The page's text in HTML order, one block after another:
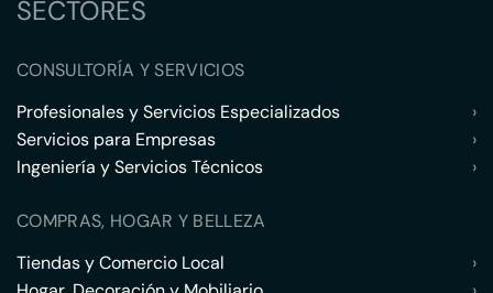
SECTORES
CONSULTORÍA Y SERVICIOS
Profesionales y Servicios Especializados
›
Servicios para Empresas
›
Ingeniería y Servicios Técnicos
›
COMPRAS, HOGAR Y BELLEZA
Tiendas y Comercio Local
›